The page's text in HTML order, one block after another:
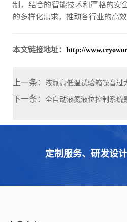
制，结合的智能技术和严格的安
的多样化需求，推动各行业的高效
本文链接地址： http://
上一条： 液氮高低温试验箱噪音过
下一条： 全自动液氮液位控制系统
定制服务、研发设